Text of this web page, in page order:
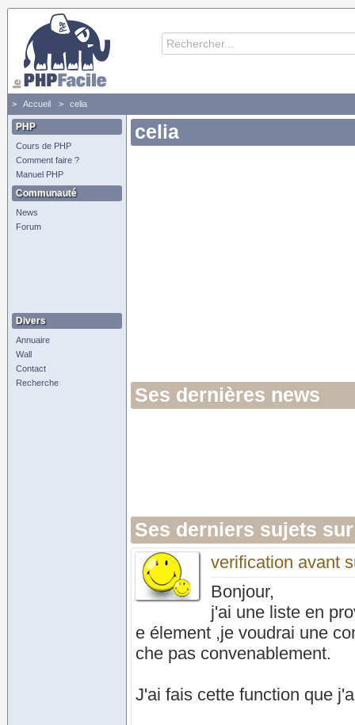
Accueil celia
PHP
Cours de PHP
Comment faire ?
Manuel PHP
Communauté
News
Forum
Divers
Annuaire
Wall
Contact
Recherche
celia
Ses dernières news
Ses derniers sujets
verification avant
Bonjour,
j'ai une liste en
e élement ,je voudrai une
che pas convenablement.
J'ai fais cette function que